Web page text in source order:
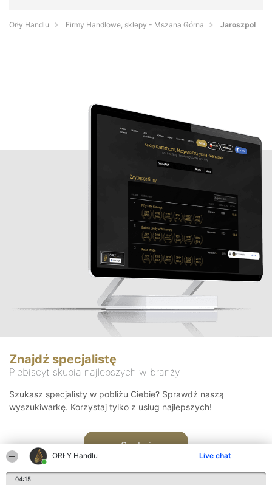
ORŁY Handlu Live chat
04:15
Orły Handlu Firmy Handlowe, sklepy - Mszana Górna Jaroszpol
Znajdź specjalistę
Plebiscyt skupia najlepszych w branży
Szukasz specjalisty w pobliżu Ciebie? Sprawdź naszą
wyszukiwarkę. Korzystaj tylko z usług najlepszych!
Szukaj